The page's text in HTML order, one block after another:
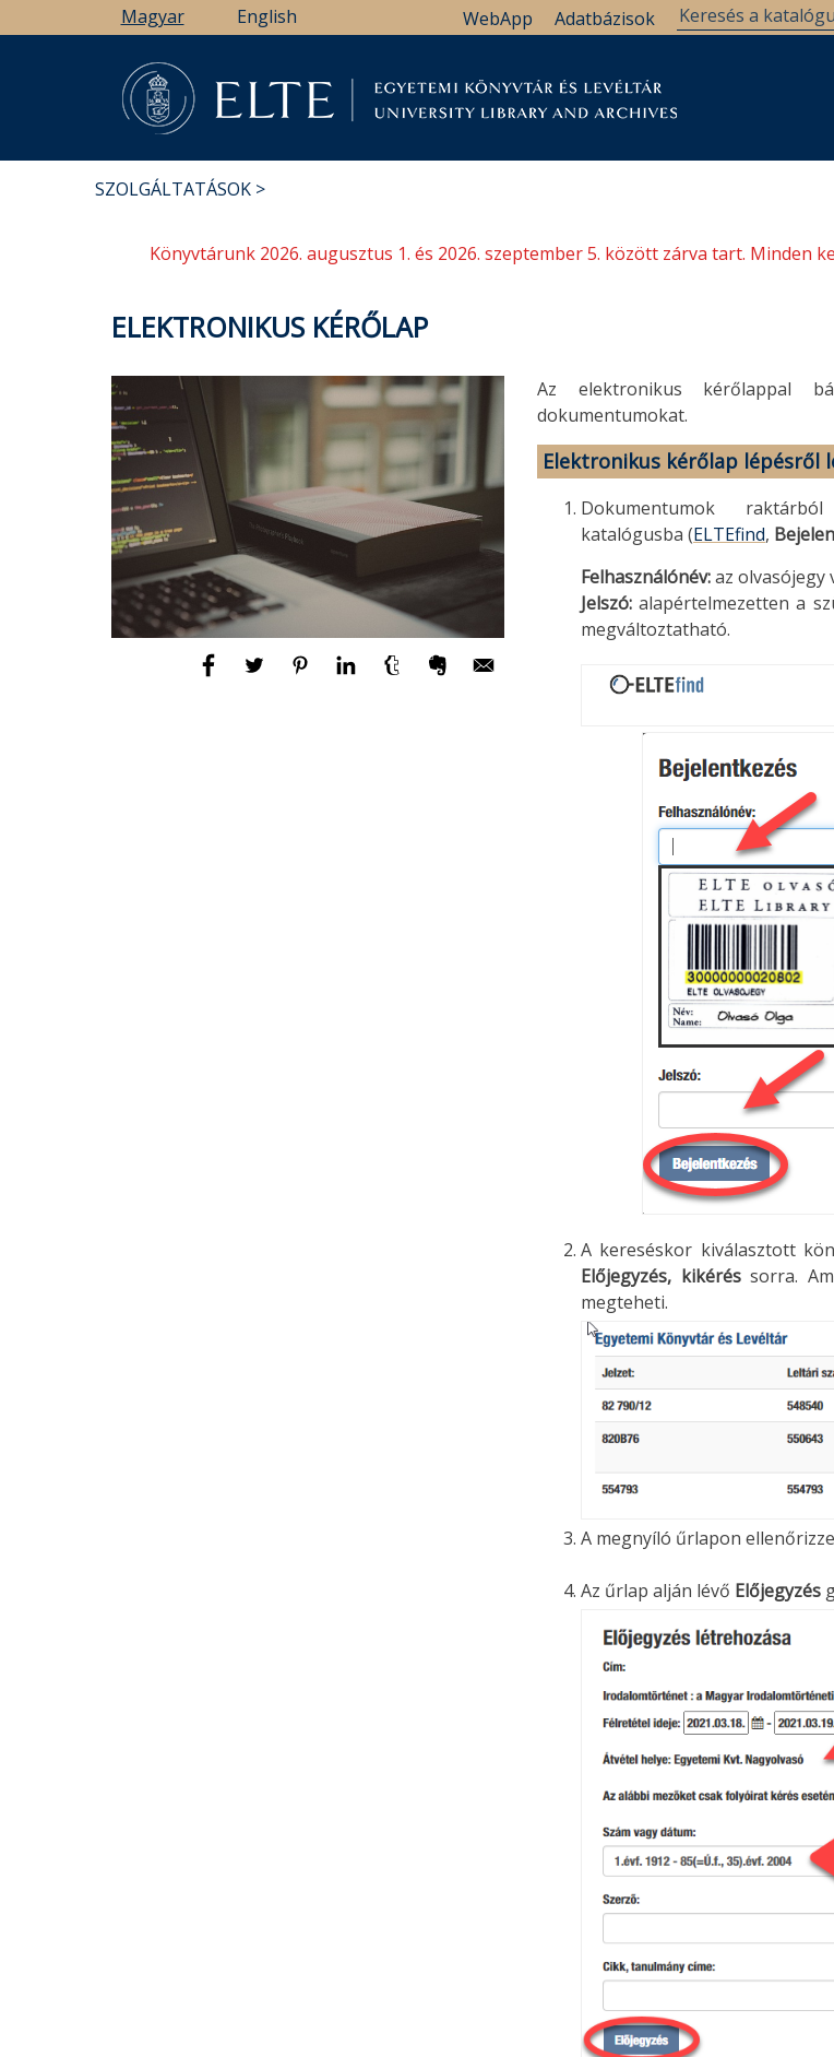
a
Magyar English Adatbázisok
WebApp
SZOLGÁLTATÁSOK
Könyvtárunk 2026. augusztus 1. és 2026. szeptember 5. között zárva tart. Minden
ELEKTRONIKUS KÉRŐLAP
Az elektronikus kérőlappal
dokumentumokat.
Elektronikus kérőlap lépésről
Dokumentumok
katalógusba (ELTEfind,
Felhasználónév:az olvasójegy
Jelszó: alapértelmezetten a
megváltoztatható.
A kereséskor kiválasztott
Előjegyzés, kikéréssorra.
megteheti.
A megnyíló űrlapon
Az űrlap alján lévő Előjegyzés